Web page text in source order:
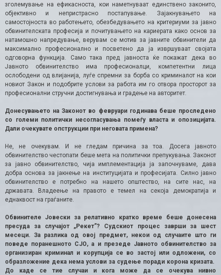
зголемување на ефикасноста, кои наметнуваат единствено законито,
објективно и непристрасно постапување. Зајакнувањето на
самостојноста во работењето, обезбедувањето на критериуми за јавно
обвинителската професија и почитувањето на кариерата како основ за
натамошно напредување, верувам се мотив за јавните обвинители да
максимално професионално и посветено да ја извршуваат својата
одговорна функција. Само така пред јавноста ќе покажат дека во
Јавното обвинителство има професионалци, компетентни лица
ослободени од влијанија, луѓе спремни за борба со криминалот на кои
новиот Закон и подобрите услови за работа им го отвора просторот за
професионални стручни достигнувања и градење на авторитет.
Донесувањето на Законот во февруари годинава беше проследено
со големи политички несогласувања помеѓу власта и опозицијата.
Дали очекувате опструкции при неговата примена?
Не, не очекувам. И не гледам причина за тоа. Досега јавното
обвинителство честопати беше мета на политички препукувања. Законот
за јавно обвинителство, чија имплементација ја започнуваме, дава
добра основа за јакнење на институцијата и професијата. Силно јавно
обвинителство е потребно на нашето општество, на сите нас, на
државата. Владеење на правото е темел на секоја демократија и
еднаквост на граѓаните.
Обвинителе Јовески за релативно кратко време беше донесена
пресуда за случајот „Рекет”? Судскиот процес заврши за шест
месеци. За разлика од овој предмет, некои од случаите што ги
поведе поранешното СЈО, а и презеде Јавното обвинителство за
организиран криминал и корупција се во застој или одложени, со
образложение дека нема услови за судење поради корона кризата.
До каде се тие случаи и кога може да се очекува нивно